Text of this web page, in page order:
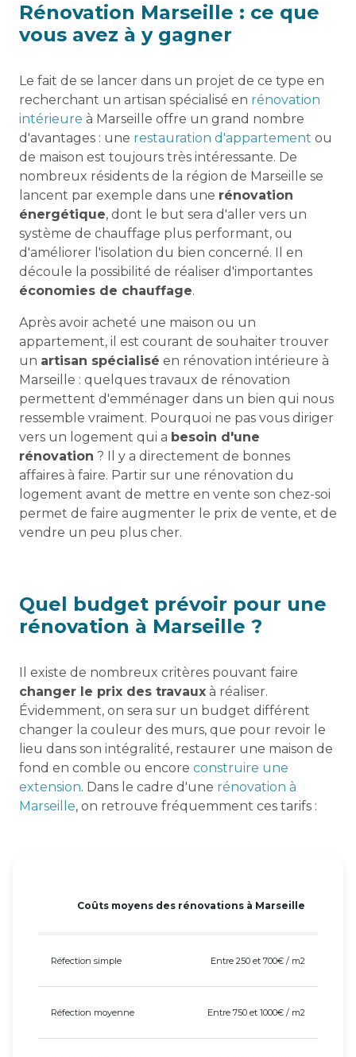
Rénovation Marseille : ce que
vous avez à y gagner
Le fait de se lancer dans un projet de ce type en
recherchant un artisan spécialisé en rénovation
intérieure à Marseille offre un grand nombre
d'avantages : une restauration d'appartement ou
de maison est toujours très intéressante. De
nombreux résidents de la région de Marseille se
lancent par exemple dans une rénovation
énergétique, dont le but sera d'aller vers un
système de chauffage plus performant, ou
d'améliorer l'isolation du bien concerné. Il en
découle la possibilité de réaliser d'importantes
économies de chauffage.
Après avoir acheté une maison ou un
appartement, il est courant de souhaiter trouver
un artisan spécialisé en rénovation intérieure à
Marseille : quelques travaux de rénovation
permettent d'emménager dans un bien qui nous
ressemble vraiment. Pourquoi ne pas vous diriger
vers un logement qui a besoin d'une
rénovation ? Il y a directement de bonnes
affaires à faire. Partir sur une rénovation du
logement avant de mettre en vente son chez-soi
permet de faire augmenter le prix de vente, et de
vendre un peu plus cher.
Quel budget prévoir pour une
rénovation à Marseille ?
Il existe de nombreux critères pouvant faire
changer le prix des travaux à réaliser.
Évidemment, on sera sur un budget différent
changer la couleur des murs, que pour revoir le
lieu dans son intégralité, restaurer une maison de
fond en comble ou encore construire une
extension. Dans le cadre d'une rénovation à
Marseille, on retrouve fréquemment ces tarifs :
Coûts moyens des rénovations à Marseille
Réfection simple Entre 250 et 700€ / m2
Réfection moyenne Entre 750 et 1000€ / m2